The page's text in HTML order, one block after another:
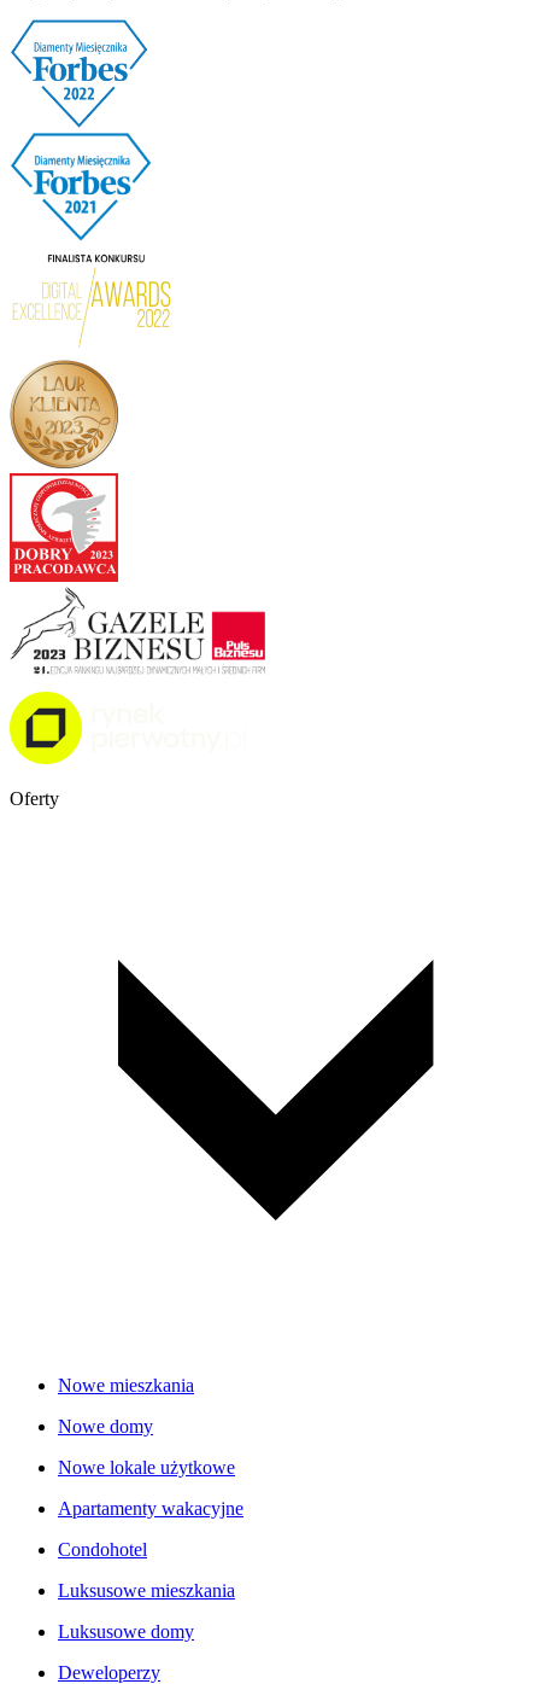
Oferty
Nowe mieszkania
Nowe domy
Nowe lokale użytkowe
Apartamenty wakacyjne
Condohotel
Luksusowe mieszkania
Luksusowe domy
Deweloperzy